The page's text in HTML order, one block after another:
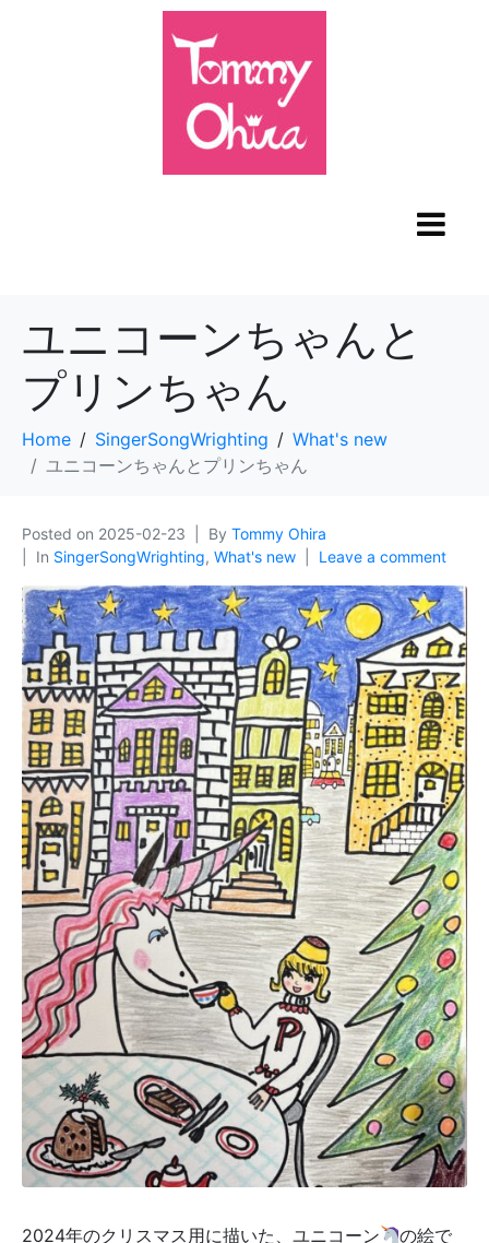
ユニコーンちゃんと
プリンちゃん
Home SingerSongWrighting
What's new
ユニコーンちゃんとプリンちゃん
Posted on 2025-02-23 By Tommy Ohira
In SingerSongWrighting, What's new Leave a comment
2024年のクリスマス用に描いた、ユニコーン
の絵で